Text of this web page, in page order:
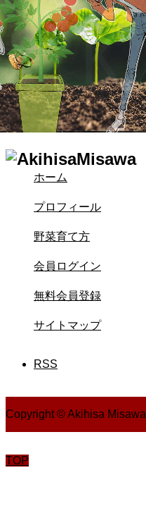
ホーム
プロフィール
野菜育て方
会員ログイン
無料会員登録
サイトマップ
RSS
Copyright © Akihisa Misawa
TOP